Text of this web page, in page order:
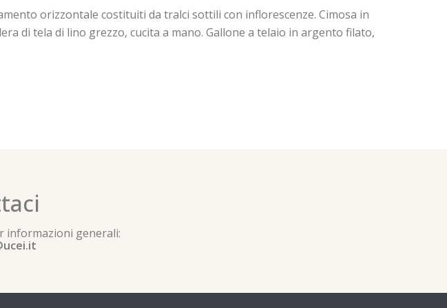
orizzontale costituiti da tralci sottili con inflorescenze. Cimosa in
di tela di lino grezzo, cucita a mano. Gallone a telaio in argento filato,
informazioni generali: